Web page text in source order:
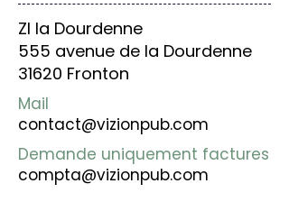
ZI la Dourdenne
555 avenue de la Dourdenne
31620 Fronton
Mail
contact@vizionpub.com
Demande uniquement factures
compta@vizionpub.com